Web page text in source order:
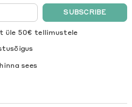
SUBSCRIBE
50€ tellimustele
sees